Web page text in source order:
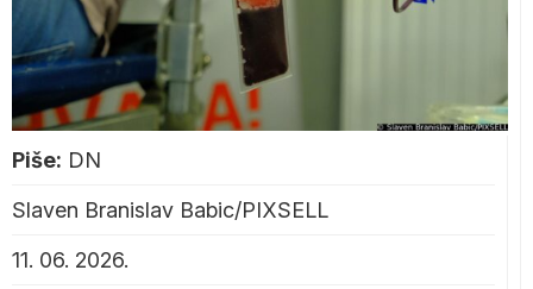
Piše: DN
Slaven Branislav Babic/PIXSELL
11. 06. 2026.